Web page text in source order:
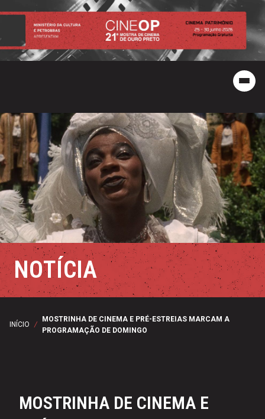
NOTÍCIA
INÍCIO /
MOSTRINHA DE CINEMA E PRÉ-ESTREIAS MARCAM A
PROGRAMAÇÃO DE DOMINGO
MOSTRINHA DE CINEMA E